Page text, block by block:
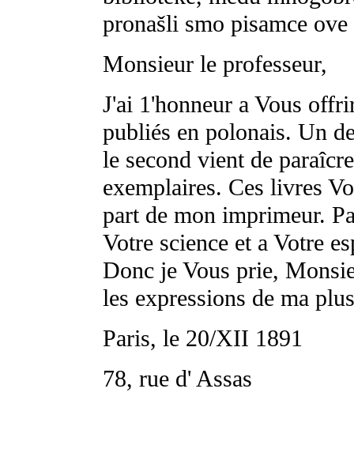
pronašli smo pisamce ove
Monsieur le professeur,
J'ai 1'honneur a Vous
publiés en polonais. Un
le second vient de
exemplaires. Ces livres
part de mon imprimeur.
Votre science et a Votre
Donc je Vous prie,
les expressions de ma
Paris, le 20/XII 1891
78, rue d' Assas